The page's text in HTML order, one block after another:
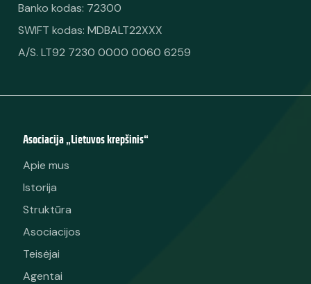
Banko kodas: 72300
SWIFT kodas: MDBALT22XXX
A/S. LT92 7230 0000 0060 6259
Asociacija „Lietuvos krepšinis“
Apie mus
Istorija
Struktūra
Asociacijos
Teisėjai
Agentai